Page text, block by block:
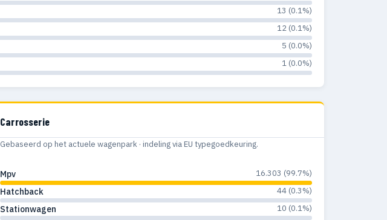
13 (0.1%)
12 (0.1%)
5 (0.0%)
1 (0.0%)
Carrosserie
Gebaseerd op het actuele wagenpark · indeling via EU typegoedkeuring.
Mpv 16.303 (99.7%)
Hatchback 44 (0.3%)
Stationwagen 10 (0.1%)